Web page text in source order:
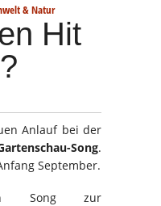
& Natur
Hit
Anlauf bei der
Song.
September.
Song zur